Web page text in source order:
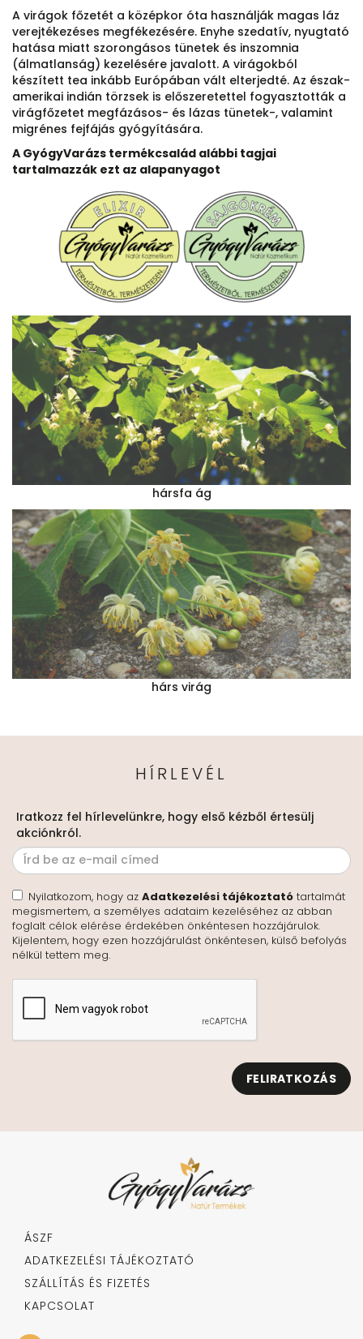
A virágok főzetét a középkor óta használják magas láz
verejtékezéses megfékezésére. Enyhe szedatív, nyugtató
hatása miatt szorongásos tünetek és inszomnia
(álmatlanság) kezelésére javalott. A virágokból
készített tea inkább Európában vált elterjedté. Az észak-
amerikai indián törzsek is előszeretettel fogyasztották a
virágfőzetet megfázásos- és lázas tünetek-, valamint
migrénes fejfájás gyógyítására.
A GyógyVarázs termékcsalád alábbi tagjai
tartalmazzák ezt az alapanyagot
hársfa ág
hárs virág
HÍRLEVÉL
Iratkozz fel hírlevelünkre, hogy első kézből értesülj
akciónkról.
Nyilatkozom, hogy az Adatkezelési tájékoztató tartalmát
megismertem, a személyes adataim kezeléséhez az abban
foglalt célok elérése érdekében önkéntesen hozzájárulok.
Kijelentem, hogy ezen hozzájárulást önkéntesen, külső befolyás
nélkül tettem meg.
FELIRATKOZÁS
ÁSZF
ADATKEZELÉSI TÁJÉKOZTATÓ
SZÁLLÍTÁS ÉS FIZETÉS
KAPCSOLAT